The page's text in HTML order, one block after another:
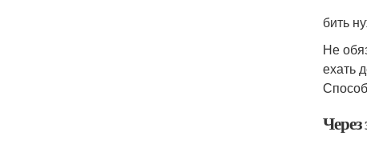
бить
Не
ехать